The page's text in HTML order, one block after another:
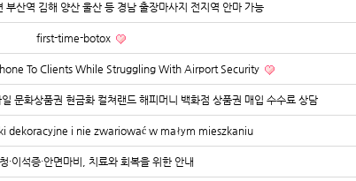
부산역 김해 양산 울산 등 경남 출장마사지 전지역 안마 가능
first-time-botox
To Clients While Struggling With Airport Security
화상품권 현금화 컬쳐랜드 해피머니 백화점 상품권 매입 수수료 상담
dekoracyjne i nie zwariować w małym mieszkaniu
·이석증·안면마비, 치료와 회복을 위한 안내